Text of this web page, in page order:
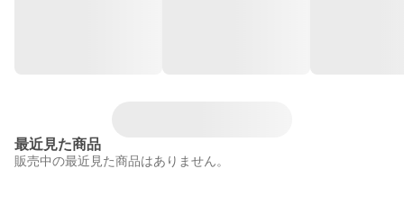
最近見た商品
販売中の最近見た商品はありません。